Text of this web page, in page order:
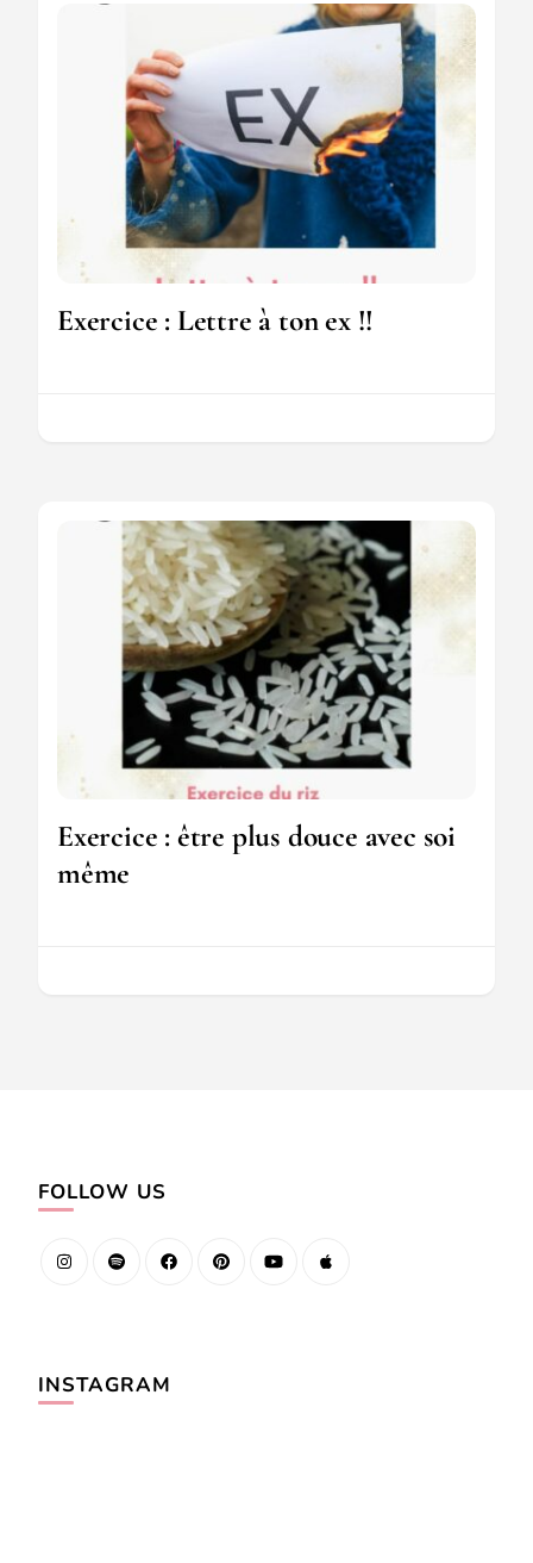
Exercice : Lettre à ton ex !!
Exercice : être plus douce avec soi
même
FOLLOW US
INSTAGRAM